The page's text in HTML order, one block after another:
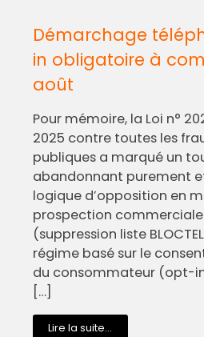
Démarchage
in obligatoire à
août
Pour mémoire, la Loi n°
2025 contre toutes les
publiques a marqué un
abandonnant purement
logique d’opposition en
prospection
(suppression liste
régime basé sur le
du consommateur (opt-
[…]
Lire la suite...